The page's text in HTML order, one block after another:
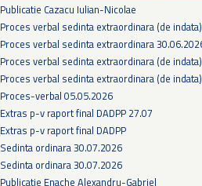
Publicatie Cazacu Iulian-Nicolae
Proces verbal sedinta extraordinara (de
Proces verbal sedinta extraordinara
Proces verbal sedinta extraordinara (de
Proces verbal sedinta extraordinara (de
Proces-verbal 05.05.2026
Extras p-v raport final DADPP 27.07
Extras p-v raport final DADPP
Sedinta ordinara 30.07.2026
Sedinta ordinara 30.07.2026
Publicatie Enache Alexandru-Gabriel